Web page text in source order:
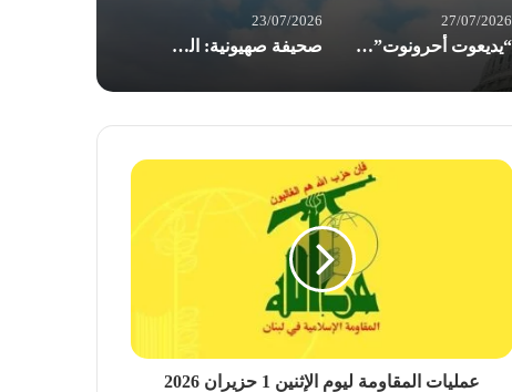
27/07/2026
“يديعوت أحرونوت”:تراجع مخزون “باتريوت” يهدد قدرة واشنطن على خوض الحرب مع إيران
23/07/2026
صحيفة صهيونية: الجيش “الإسرائيلي” في تأهب ذروة للحرب.. إيران قد تبادر
عمليات المقاومة ليوم الإثنين 1 حزيران 2026